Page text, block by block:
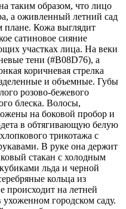
таким образом, что лицо
а оживленный летний сад
плане. Кожа выглядит
сатиновое сияние
участках лица. На веки
тени (#B08D76), а
коричневая стрелка
и объемные. Губы
розово-бежевого
блеска. Волосы,
на боковой пробор и
в обтягивающую белую
трикотажа с
В руке она держит
стакан с холодным
льда и черной
кольца из
происходит на летней
городском саду.